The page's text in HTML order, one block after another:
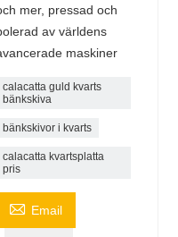
mer, pressad och
av världens
maskiner
calacatta guld kvarts
bänkskiva
bänkskivor i kvarts
calacatta kvartsplatta
pris
 Email